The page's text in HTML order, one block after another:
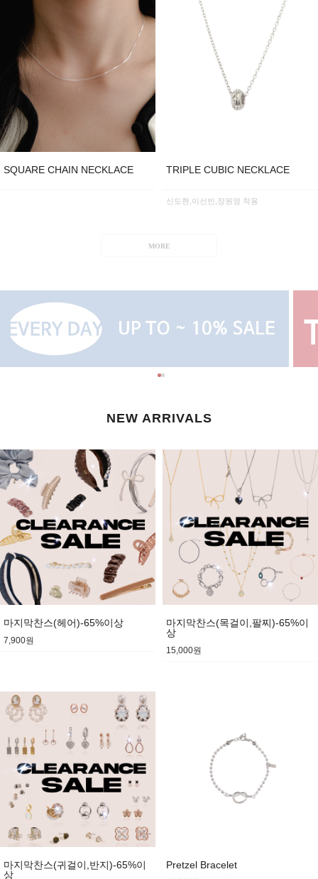
SQUARE CHAIN NECKLACE TRIPLE CUBIC NECKLACE
신도현,이선빈,장원영 착용
MORE
NEW ARRIVALS
마지막찬스(헤어)-65%이상
7,900원
마지막찬스(목걸이,팔찌)-65%이
상
15,000원
마지막찬스(귀걸이,반지)-65%이
상
Pretzel Bracelet